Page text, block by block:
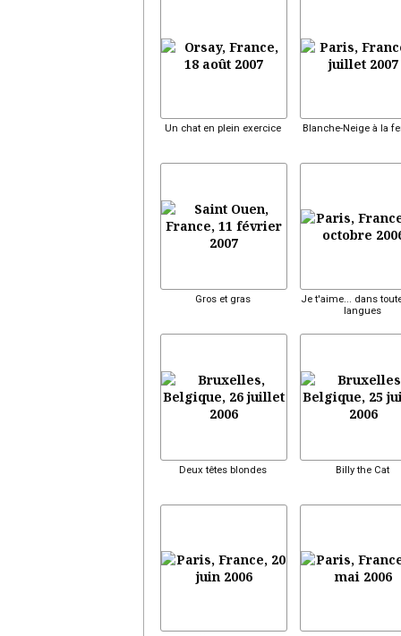
Un chat en plein exercice Blanche-Neige à la
Gros et gras
Je t'aime... dans
langues
Deux têtes blondes Billy the Cat